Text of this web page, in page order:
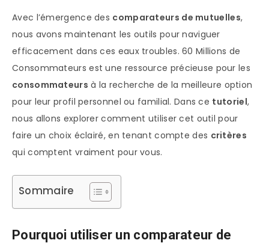
Avec l’émergence des comparateurs de mutuelles,
nous avons maintenant les outils pour naviguer
efficacement dans ces eaux troubles. 60 Millions de
Consommateurs est une ressource précieuse pour les
consommateurs à la recherche de la meilleure option
pour leur profil personnel ou familial. Dans ce tutoriel,
nous allons explorer comment utiliser cet outil pour
faire un choix éclairé, en tenant compte des critères
qui comptent vraiment pour vous.
Sommaire
Pourquoi utiliser un comparateur de